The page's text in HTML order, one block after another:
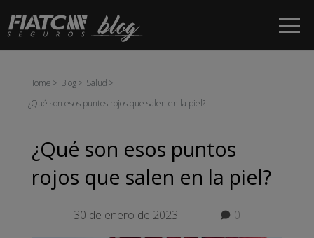
Saltar al contenido principal
Home Blog
Salud
¿Qué son esos puntos rojos que salen en la piel?
¿Qué son esos puntos
rojos que salen en la piel?
30 de enero de 2023 0